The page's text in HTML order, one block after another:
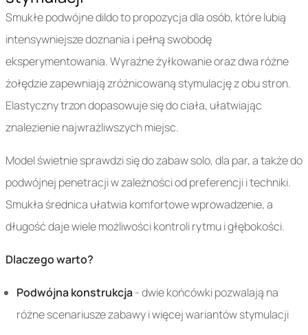
Smukłe podwójne dildo to propozycja dla osób, które lubią
intensywniejsze doznania i pełną swobodę
eksperymentowania. Wyraźne żyłkowanie oraz dwa różne
żołędzie zapewniają zróżnicowaną stymulację z obu stron.
Elastyczny trzon dopasowuje się do ciała, ułatwiając
znalezienie najwrażliwszych miejsc.
Model świetnie sprawdzi się do zabaw solo, dla par, a także do
podwójnej penetracji w zależności od preferencji i techniki.
Smukła średnica ułatwia komfortowe wprowadzenie, a
długość daje wiele możliwości kontroli rytmu i głębokości.
Dlaczego warto?
Podwójna konstrukcja- dwie końcówki pozwalają na
różne scenariusze zabawy i więcej wariantów stymulacji